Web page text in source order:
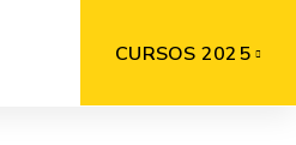
CURSOS 2025